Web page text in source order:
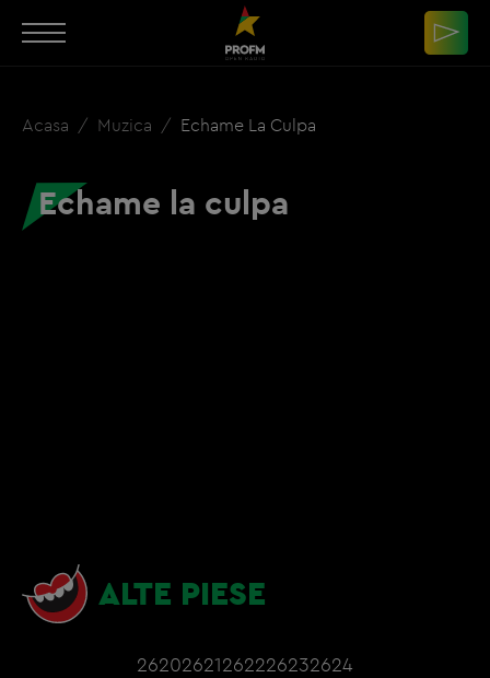
Acasa Muzica Echame La Culpa
Echame la culpa
ALTE PIESE
26202621262226232624